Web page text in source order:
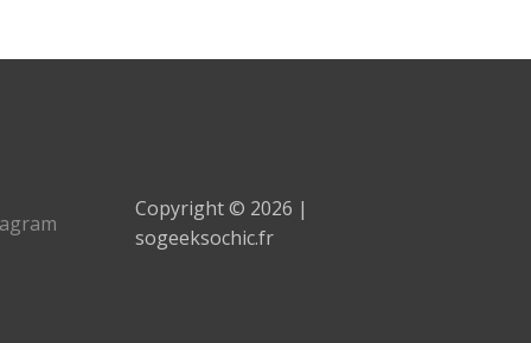
Copyright © 2026 |
sogeeksochic.fr